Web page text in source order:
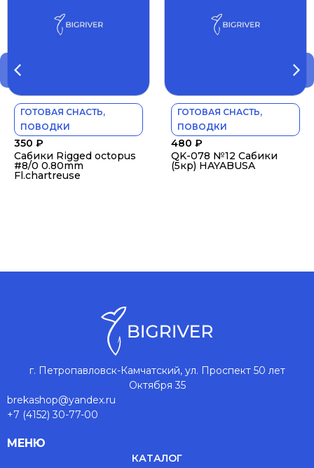
ГОТОВАЯ СНАСТЬ,
ПОВОДКИ
350 ₽
Сабики Rigged octopus
#8/0 0.80mm
Fl.chartreuse
ГОТОВАЯ СНАСТЬ,
ПОВОДКИ
480 ₽
QK-078 №12 Сабики
(5кр) HAYABUSA
г. Петропавловск-Камчатский, ул. Проспект 50 лет
Октября 35
brekashop@yandex.ru
+7 (4152) 30-77-00
МЕНЮ
КАТАЛОГ